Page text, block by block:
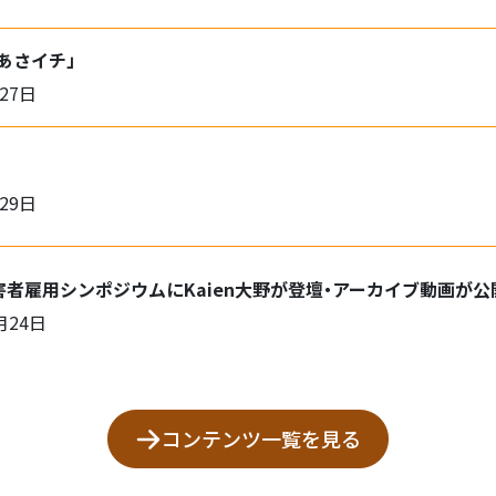
さイチ」
日
日
雇用シンポジウムにKaien大野が登壇・アーカイブ動画が
24日
コンテンツ一覧を見る